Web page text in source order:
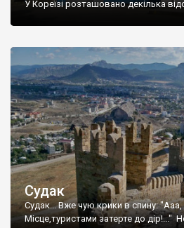
У Кореїзі розташовано декілька
Судак
Судак... Вже чую крики в спину:
Місце,туристами затерте до